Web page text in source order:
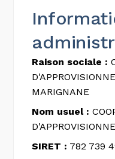
Raison sociale :
MARIGNANE
Nom usuel :
SIRET : 782 739